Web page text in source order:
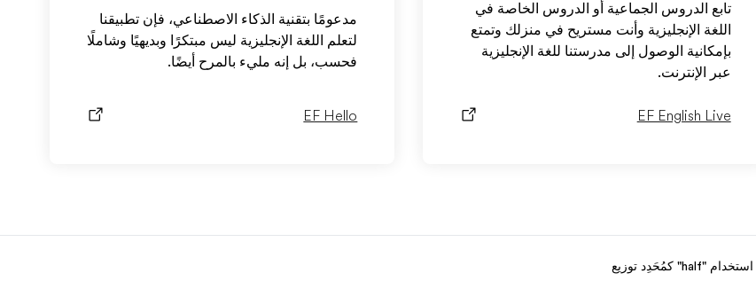
تابع الدروس الجماعية أو الدروس الخاصة في
اللغة الإنجليزية وأنت مستريح في منزلك وتمتع
بإمكانية الوصول إلى مدرستنا للغة الإنجليزية
عبر الإنترنت.
EF English Live
مدعومًا بتقنية الذكاء الاصطناعي، فإن تطبيقنا
لتعلم اللغة الإنجليزية ليس مبتكرًا وبديهيًا وشاملًا
فحسب، بل إنه مليء بالمرح أيضًا.
EF Hello
استخدام "half" كمُحَدِد توزيع